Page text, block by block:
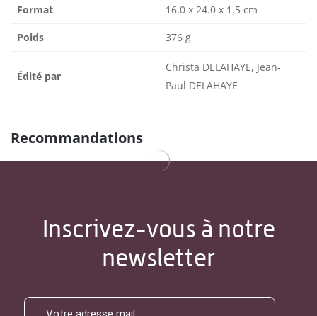
Format 16.0 x 24.0 x 1.5 cm
Poids 376 g
Édité par
Christa DELAHAYE, Jean-
Paul DELAHAYE
Recommandations
Inscrivez-vous à notre
newsletter